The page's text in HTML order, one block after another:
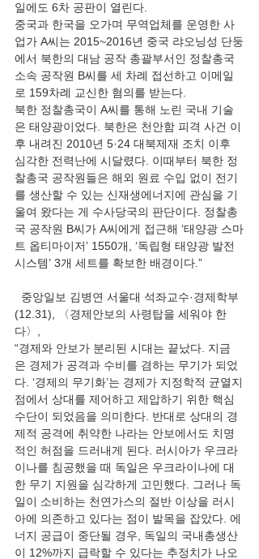
일에도 6차 공판이 열린다.
중국과 한국을 오가며 무역업체를 운영한 사
업가 A씨는 2015~2016년 중국 랴오닝성 단둥
에서 북한의 대남 공작 총괄부서인 정찰총국
소속 공작원 B씨를 세 차례 접선하고 이메일
로 159차례 교신한 혐의를 받는다.
북한 정찰총국이 A씨를 통해 노린 국내 기술
은 태양광이었다. 북한은 천안함 피격 사건 이
후 내려진 2010년 5·24 대북제재 조치 이후
심각한 전력난에 시달렸다. 이때부터 북한 정
찰총국 공작원들은 해외 원료 수입 없이 전기
를 생산할 수 있는 신재생에너지에 관심을 기
울여 왔다는 게 수사당국의 판단이다. 정찰총
국 공작원 B씨가 A씨에게 접근해 ‘태양광 스마
트 옵티마이저’ 1550개, ‘독립형 태양광 발전
시스템’ 3개 세트를 확보한 배경이다.”
(12.31), 〈경제안보의 사령탑을 세워야 한
다〉,
“경제와 안보가 분리된 시대는 끝났다. 지금
은 경제가 공격과 수비를 겸하는 무기가 되었
다. ‘경제의 무기화’는 경제가 지정학적 균열지
점에서 상대를 제어하고 제압하기 위한 핵심
수단이 되었음을 의미한다. 반대로 상대의 경
제적 공격에 취약한 나라는 안보에서도 치명
적인 허점을 드러내게 된다. 러시아가 우크라
이나를 침공했을 때 독일은 우크라이나에 대
한 무기 지원을 심각하게 고민했다. 그러나 독
일이 소비하는 천연가스의 절반 이상을 러시
아에 의존하고 있다는 점이 발목을 잡았다. 에
너지 공급이 중단될 경우, 독일의 국내총생산
이 12%까지 급락할 수 있다는 추정치가 나오